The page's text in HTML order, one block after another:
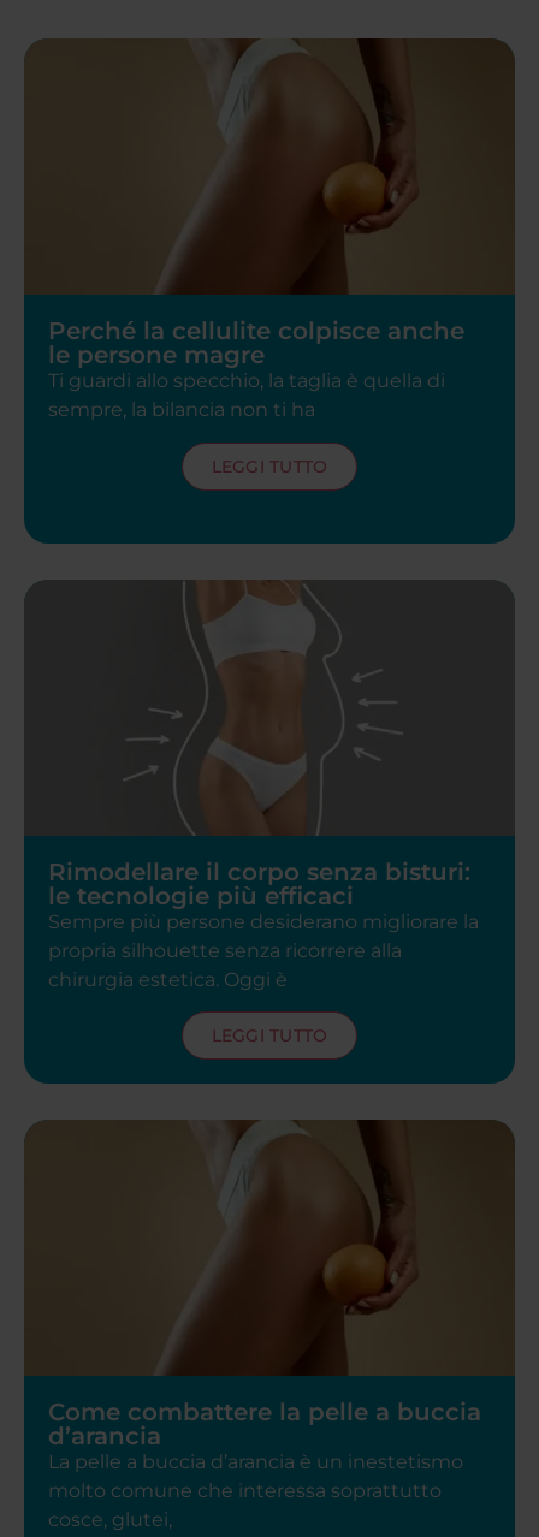
Perché la cellulite colpisce anche
le persone magre
Ti guardi allo specchio, la taglia è quella di
sempre, la bilancia non ti ha
LEGGI TUTTO
Rimodellare il corpo senza bisturi:
le tecnologie più efficaci
Sempre più persone desiderano migliorare la
propria silhouette senza ricorrere alla
chirurgia estetica. Oggi è
LEGGI TUTTO
Come combattere la pelle a buccia
d’arancia
La pelle a buccia d’arancia è un inestetismo
molto comune che interessa soprattutto
cosce, glutei,